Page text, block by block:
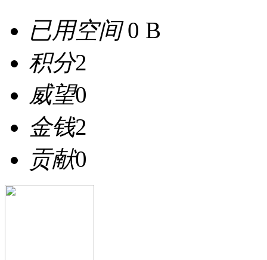
已用空间0 B
积分2
威望0
金钱2
贡献0